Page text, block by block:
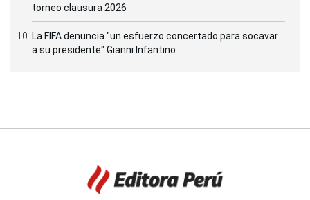
torneo clausura 2026
La FIFA denuncia "un esfuerzo concertado para socavar
a su presidente" Gianni Infantino